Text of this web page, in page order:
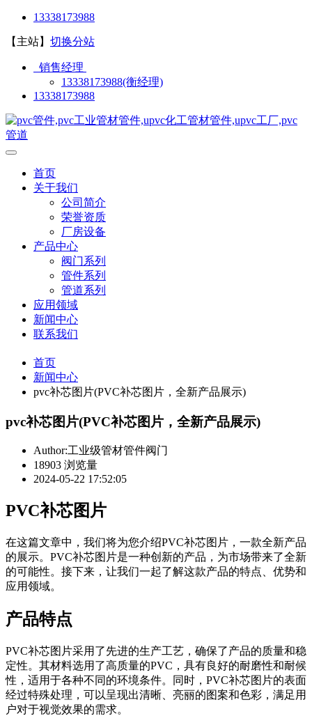
13338173988
【主站】 切换分站
销售经理
13338173988(衡经理)
13338173988
首页
关于我们
公司简介
荣誉资质
厂房设备
产品中心
阀门系列
管件系列
管道系列
应用领域
新闻中心
联系我们
首页
新闻中心
pvc补芯图片(PVC补芯图片，全新产品展示)
pvc补芯图片(PVC补芯图片，全新产品展示)
Author:工业级管材管件阀门
18903 浏览量
2024-05-22 17:52:05
PVC补芯图片
在这篇文章中，我们将为您介绍PVC补芯图片，一款全新产品
的展示。PVC补芯图片是一种创新的产品，为市场带来了全新
的可能性。接下来，让我们一起了解这款产品的特点、优势和
应用领域。
产品特点
PVC补芯图片采用了先进的生产工艺，确保了产品的质量和稳
定性。其材料选用了高质量的PVC，具有良好的耐磨性和耐候
性，适用于各种不同的环境条件。同时，PVC补芯图片的表面
经过特殊处理，可以呈现出清晰、亮丽的图案和色彩，满足用
户对于视觉效果的需求。